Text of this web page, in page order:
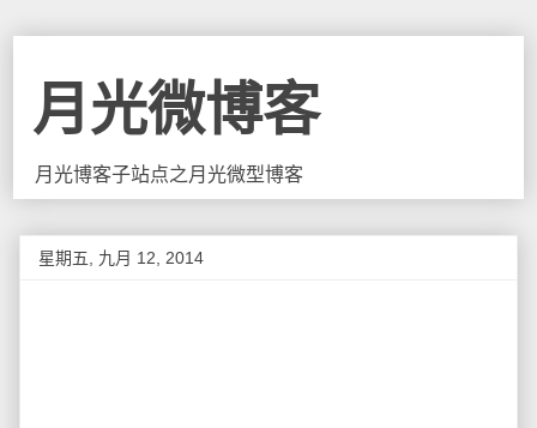
月光微博客
月光博客子站点之月光微型博客
星期五, 九月 12, 2014